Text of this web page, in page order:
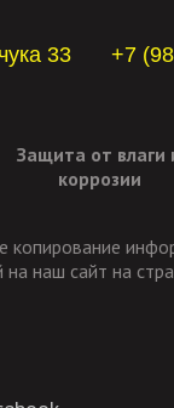
33 +7
Защита от влаги
коррозии
на наш сайт на